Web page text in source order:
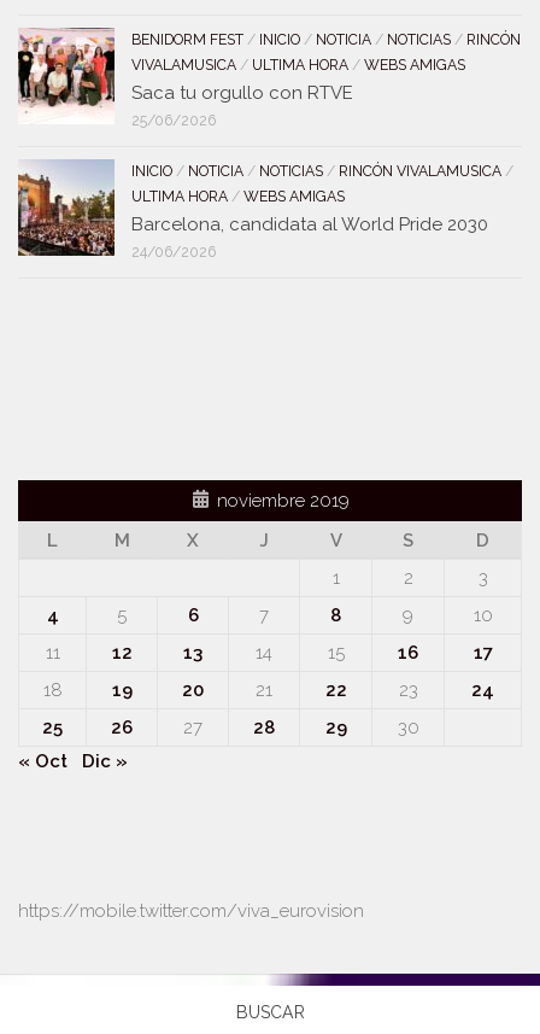
BENIDORM FEST / INICIO / NOTICIA / NOTICIAS / RINCÓN
VIVALAMUSICA / ULTIMA HORA / WEBS AMIGAS
Saca tu orgullo con RTVE
25/06/2026
INICIO / NOTICIA / NOTICIAS / RINCÓN VIVALAMUSICA /
ULTIMA HORA / WEBS AMIGAS
Barcelona, candidata al World Pride 2030
24/06/2026
noviembre 2019
L
M X J V S
D
1
2
3
4
5 6 7 8 9
10
11
12 13 14 15 16
17
18
19 20 21 22 23
24
25
26 27 28 29
30
« Oct
Dic »
https://mobile.twitter.com/viva_eurovision
BUSCAR